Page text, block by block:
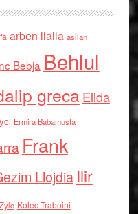
arben llalla asllan
Bebja Behlul
grecaElida
Ermira Babamusta
Frank
Llojdia Ilir
Kolec Traboini